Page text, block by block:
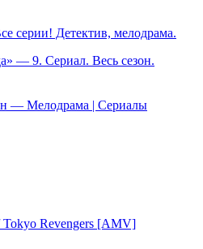
серии! Детектив, мелодрама.
— 9. Сериал. Весь сезон.
— Мелодрама | Сериалы
Revengers [AMV]